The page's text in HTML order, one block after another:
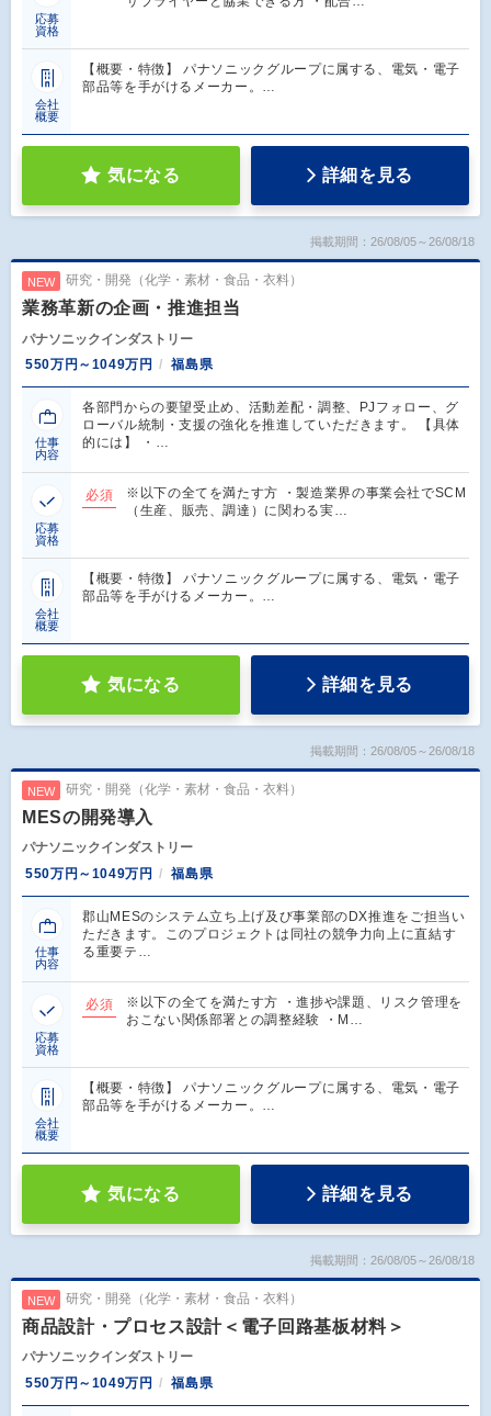
応募
資格
会社
概要
【概要・特徴】 パナソニックグループに属する、電気・電子
部品等を手がけるメーカー。…
気になる 詳細を見る
掲載期間：26/08/05～26/08/18
NEW 研究・開発（化学・素材・食品・衣料）
業務革新の企画・推進担当
パナソニックインダストリー
550万円～1049万円
福島県
仕事
内容
各部門からの要望受止め、活動差配・調整、PJフォロー、グ
ローバル統制・支援の強化を推進していただきます。 【具体
的には】 ・…
応募
資格
必須
※以下の全てを満たす方 ・製造業界の事業会社でSCM
（生産、販売、調達）に関わる実…
会社
概要
【概要・特徴】 パナソニックグループに属する、電気・電子
部品等を手がけるメーカー。…
気になる 詳細を見る
掲載期間：26/08/05～26/08/18
NEW 研究・開発（化学・素材・食品・衣料）
MESの開発導入
パナソニックインダストリー
550万円～1049万円
福島県
仕事
内容
郡山MESのシステム立ち上げ及び事業部のDX推進をご担当い
ただきます。このプロジェクトは同社の競争力向上に直結す
る重要テ…
応募
資格
必須
※以下の全てを満たす方 ・進捗や課題、リスク管理を
おこない関係部署との調整経験 ・M…
会社
概要
【概要・特徴】 パナソニックグループに属する、電気・電子
部品等を手がけるメーカー。…
気になる 詳細を見る
掲載期間：26/08/05～26/08/18
NEW 研究・開発（化学・素材・食品・衣料）
商品設計・プロセス設計＜電子回路基板材料＞
パナソニックインダストリー
550万円～1049万円
福島県